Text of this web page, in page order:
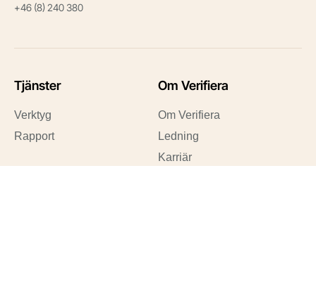
+46 (8) 240 380
Tjänster
Verktyg
Rapport
Om Verifiera
Om Verifiera
Ledning
Karriär